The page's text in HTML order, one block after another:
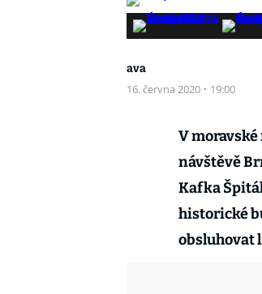
ava
16. června 2020 · 19:00
V
návštěvě
Kafka
historické
obsluhovat